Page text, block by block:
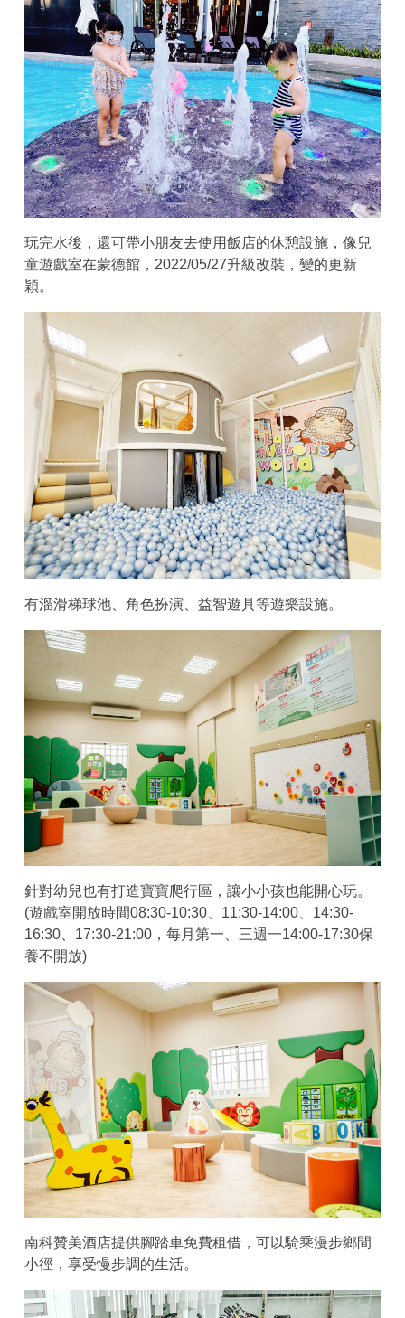
玩完水後，還可帶小朋友去使用飯店的休憩設施，像兒
童遊戲室在蒙德館，2022/05/27升級改裝，變的更新
穎。
有溜滑梯球池、角色扮演、益智遊具等遊樂設施。
針對幼兒也有打造寶寶爬行區，讓小小孩也能開心玩。
(遊戲室開放時間08:30-10:30、11:30-14:00、14:30-
16:30、17:30-21:00，每月第一、三週一14:00-17:30保
養不開放)
南科贊美酒店提供腳踏車免費租借，可以騎乘漫步鄉間
小徑，享受慢步調的生活。